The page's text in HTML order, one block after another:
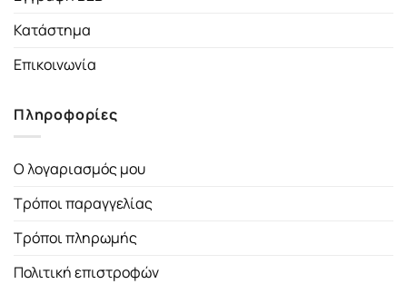
Κατάστημα
Επικοινωνία
Πληροφορίες
Ο λογαριασμός μου
Τρόποι παραγγελίας
Τρόποι πληρωμής
Πολιτική επιστροφών